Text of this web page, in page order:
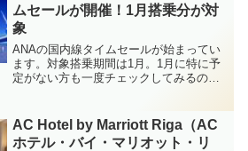
ムセールが開催！1月搭乗分が対
象
ANAの国内線タイムセールが始まってい
ます。対象搭乗期間は1月。1月に特に予
定がない方も一度チェックしてみるのも
す。日によってはかなり安い運賃もあり
ますので、休みが取...
AC Hotel by Marriott Riga（AC
ホテル・バイ・マリオット・リ